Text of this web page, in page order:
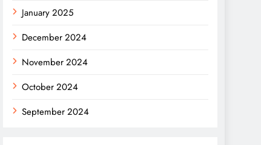
January 2025
December 2024
November 2024
October 2024
September 2024